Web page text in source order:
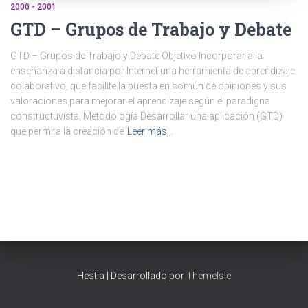
2000 - 2001
GTD – Grupos de Trabajo y Debate
GTD – Grupos de Trabajo y Debate Objetivo Incorporar a la
enseñanza a distancia por Internet una herramienta de aprendizaje
colaborativo, que facilite la puesta en común de opiniones y sus
valoraciones para mejorar el aprendizaje según el paradigna
constructuvista. Metodología Desarrollar una aplicación (GTD)
que permita la creación de
Leer más…
Hestia | Desarrollado porThemeIsle